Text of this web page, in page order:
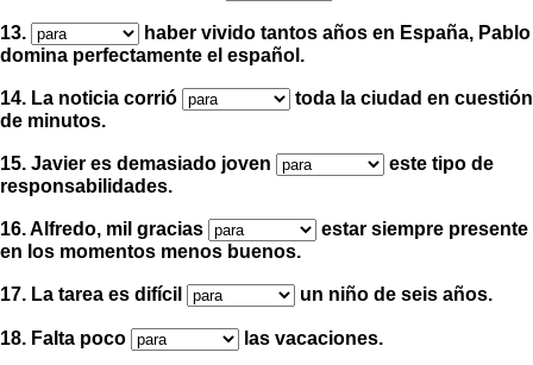
13.
haber vivido tantos años en España, Pablo
domina perfectamente el español.
14. La noticia corrió
toda la ciudad en cuestión
de minutos.
15. Javier es demasiado joven
este tipo de
responsabilidades.
16. Alfredo, mil gracias
estar siempre presente
en los momentos menos buenos.
17. La tarea es difícil un niño de seis años.
18. Falta poco las vacaciones.